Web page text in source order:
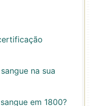
na sua
em 1800?